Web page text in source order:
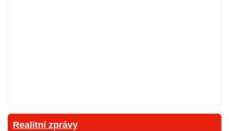
Realitní zprávy